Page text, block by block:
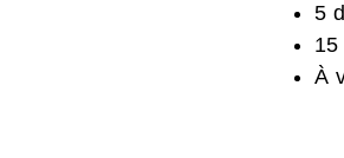
5
À